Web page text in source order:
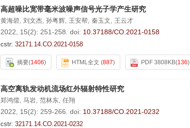
高超噪比宽带毫米波噪声信号光子学产生研究
黄海碧, 刘文杰, 孙粤辉, 王安帮, 秦玉文, 王云才
2022, 15(2): 251-258. doi: 10.37188/CO.2021-0158
cstr: 32171.14.CO.2021-0158
摘要(1406) HTML全文 (887) PDF 3808KB(136)
高空离轨发动机流场红外辐射特性研究
郑鸿儒, 马岩, 范林东, 任翔
2022, 15(2): 259-266. doi: 10.37188/CO.2021-0232
cstr: 32171.14.CO.2021-0232